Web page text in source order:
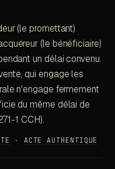
(le promettant)
(le bénéficiaire)
un délai convenu.
qui engage les
n'engage fermement
du même délai de
1 CCH).
· ACTE AUTHENTIQUE